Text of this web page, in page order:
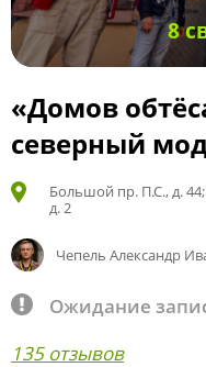
8
«Домов
северный
Большой пр. П.С., д.
д. 2
Чепель Александр
Ожидание
135 отзывов